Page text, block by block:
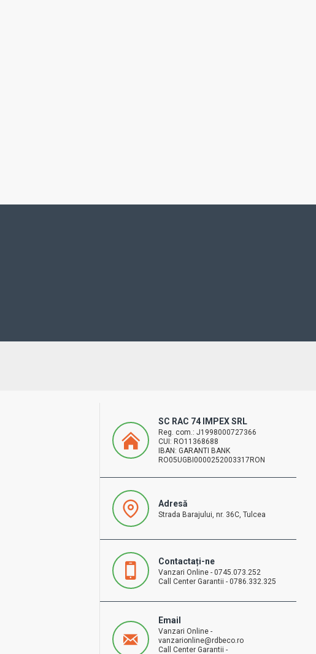
SC RAC 74 IMPEX SRL
Reg. com.: J1998000727366
CUI: RO11368688
IBAN: GARANTI BANK
RO05UGBI0000252003317RON
Adresă
Strada Barajului, nr. 36C, Tulcea
Contactați-ne
Vanzari Online - 0745.073.252
Call Center Garantii - 0786.332.325
Email
Vanzari Online -
vanzarionline@rdbeco.ro
Call Center Garantii -